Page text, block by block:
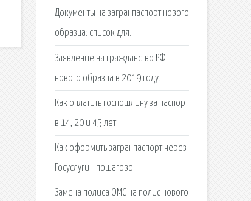
Документы на загранпаспорт нового
образца: список для.
Заявление на гражданство РФ
нового образца в 2019 году.
Как оплатить госпошлину за паспорт
в 14, 20 и 45 лет.
Как оформить загранпаспорт через
Госуслуги - пошагово.
Замена полиса ОМС на полис нового